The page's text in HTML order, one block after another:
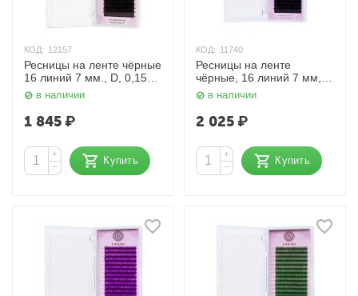
КОД: 12157
Ресницы на ленте чёрные
16 линий 7 мм., D, 0,15
мм. Enigma
в наличии
1 845₽
+
−
Купить
КОД: 11740
Ресницы на ленте
чёрные, 16 линий 7 мм,
D, 0,12 мм. Enigma
в наличии
2 025₽
+
−
Купить